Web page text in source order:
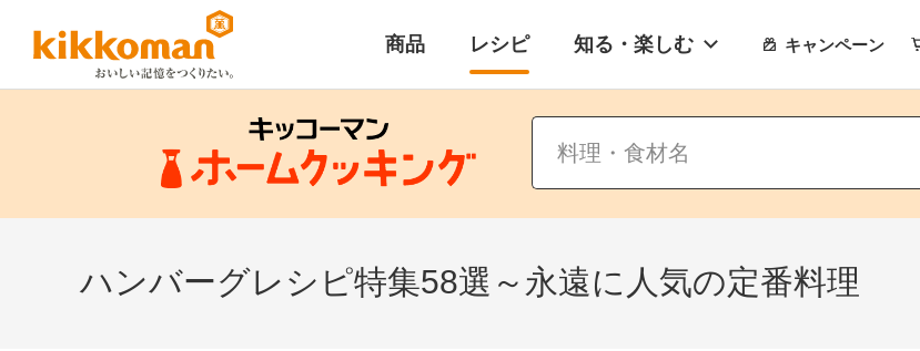
商品 レシピ 知る・楽しむ キャンペーン
ハンバーグレシピ特集58選～永遠に人気の定番料理